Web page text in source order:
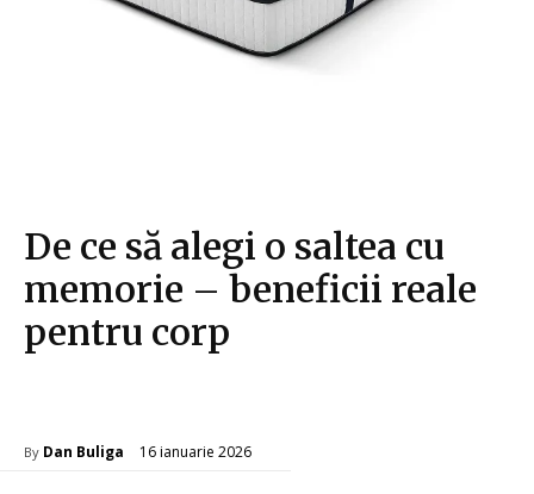
De ce să alegi o saltea cu
memorie – beneficii reale
pentru corp
By Dan Buliga 16 ianuarie 2026